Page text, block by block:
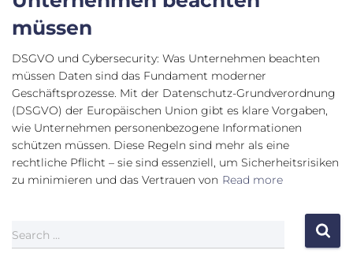
müssen
DSGVO und Cybersecurity: Was Unternehmen beachten
müssen Daten sind das Fundament moderner
Geschäftsprozesse. Mit der Datenschutz-Grundverordnung
(DSGVO) der Europäischen Union gibt es klare Vorgaben,
wie Unternehmen personenbezogene Informationen
schützen müssen. Diese Regeln sind mehr als eine
rechtliche Pflicht – sie sind essenziell, um Sicherheitsrisiken
zu minimieren und das Vertrauen von Read more
Search …